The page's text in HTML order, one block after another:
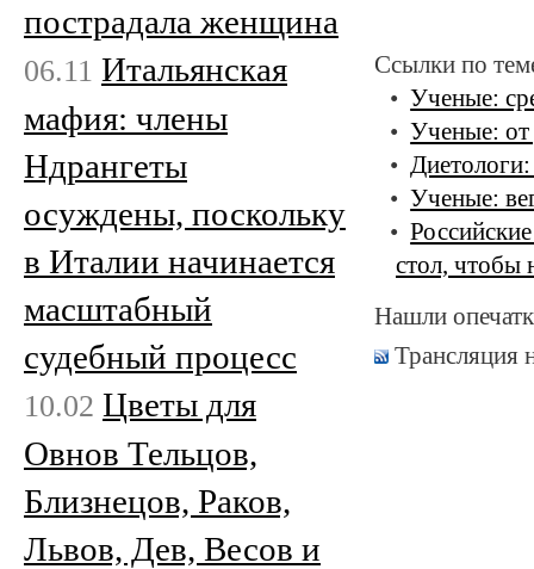
Ссылки по
Ученые:
Ученые: от
Ученые:
стол, чтобы
Нашли
Трансляция
пострадала женщина
06.11 Итальянская
мафия: члены
Ндрангеты
осуждены, поскольку
в Италии начинается
масштабный
судебный процесс
10.02 Цветы для
Овнов Тельцов,
Близнецов, Раков,
Львов, Дев, Весов и